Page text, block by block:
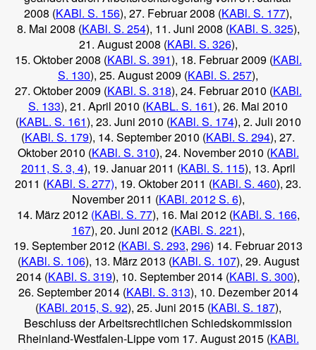
2008 (KABl. S. 156), 27. Februar 2008 (KABl. S. 177),
8. Mai 2008 (KABl. S. 254), 11. Juni 2008 (KABl. S. 325),
21. August 2008 (KABl. S. 326),
15. Oktober 2008 (KABl. S. 391), 18. Februar 2009 (KABl.
S. 130), 25. August 2009 (KABl. S. 257),
27. Oktober 2009 (KABl. S. 318), 24. Februar 2010 (KABl.
S. 133), 21. April 2010 (KABL. S. 161), 26. Mai 2010
(KABL. S. 161), 23. Juni 2010 (KABl. S. 174), 2. Juli 2010
(KABl. S. 179), 14. September 2010 (KABl. S. 294), 27.
Oktober 2010 (KABl. S. 310), 24. November 2010 (KABl.
2011, S. 3, 4), 19. Januar 2011 (KABl. S. 115), 13. April
2011 (KABl. S. 277), 19. Oktober 2011 (KABl. S. 460), 23.
November 2011 (KABl. 2012 S. 6),
14. März 2012 (KABl. S. 77), 16. Mai 2012 (KABl. S. 166,
167), 20. Juni 2012 (KABl. S. 221),
19. September 2012 (KABl. S. 293, 296) 14. Februar 2013
(KABl. S. 106), 13. März 2013 (KABl. S. 107), 29. August
2014 (KABl. S. 319), 10. September 2014 (KABl. S. 300),
26. September 2014 (KABl. S. 313), 10. Dezember 2014
(KABl. 2015, S. 92), 25. Juni 2015 (KABl. S. 187),
Beschluss der Arbeitsrechtlichen Schiedskommission
Rheinland-Westfalen-Lippe vom 17. August 2015 (KABl.